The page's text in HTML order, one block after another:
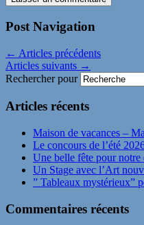
Post Navigation
← Articles précédents
Articles suivants →
Rechercher pour
Articles récents
Maison de vacances –
Le concours de l’été
Une belle fête pour
Un Stage avec l’Art
” Tableaux mystérieux”
Commentaires récents